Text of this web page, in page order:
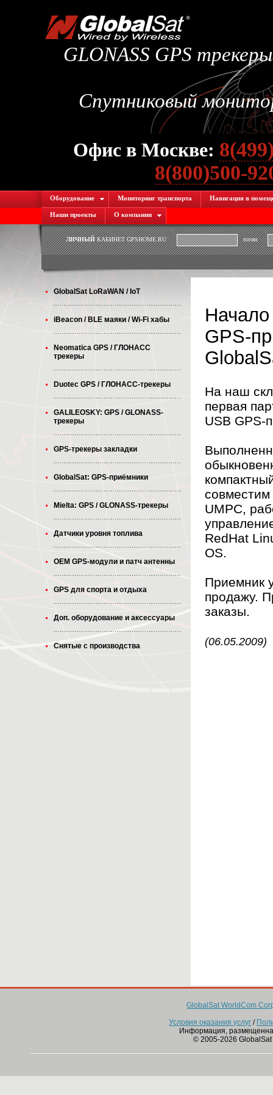
GLONASS GPS
Спутниковый
Офис в Москве:
8(800)500-
Оборудование Мониторинг транспорта Навигация в
Наши проекты О компании
ЛИЧНЫЙКАБИНЕТ GPSHOME.RU логин
GlobalSat LoRaWAN / IoT
iBeacon / BLE маяки / Wi-Fi хабы
Neomatica GPS / ГЛОНАСС
трекеры
Duotec GPS / ГЛОНАСС-трекеры
GALILEOSKY: GPS / GLONASS-
трекеры
GPS-трекеры закладки
GlobalSat: GPS-приёмники
Mielta: GPS / GLONASS-трекеры
Датчики уровня топлива
OEM GPS-модули и патч антенны
GPS для спорта и отдыха
Доп. оборудование и аксессуары
Снятые с производства
GPS-
На наш
первая
USB GPS-
UMPC,
RedHat
OS.
Приемник
продажу.
заказы.
(06.05.2009)
GlobalSat WorldCom
Условия оказания услуг /
Информация,
© 2005-2026